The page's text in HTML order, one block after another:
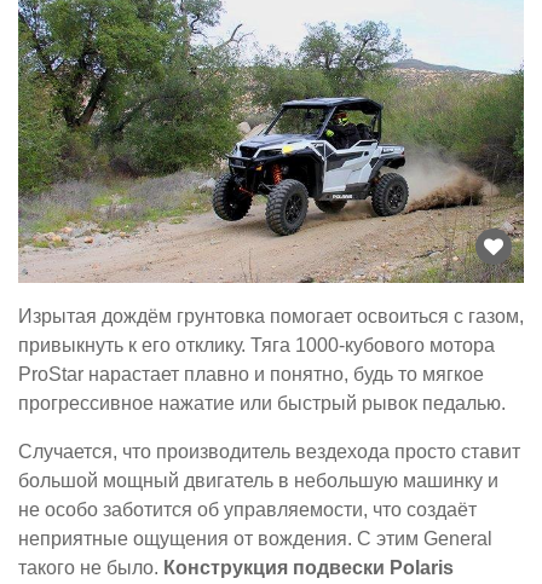
Изрытая дождём грунтовка помогает освоиться с газом,
привыкнуть к его отклику. Тяга 1000-кубового мотора
ProStar нарастает плавно и понятно, будь то мягкое
прогрессивное нажатие или быстрый рывок педалью.
Случается, что производитель вездехода просто ставит
большой мощный двигатель в небольшую машинку и
не особо заботится об управляемости, что создаёт
неприятные ощущения от вождения. С этим General
такого не было. Конструкция подвески Polaris